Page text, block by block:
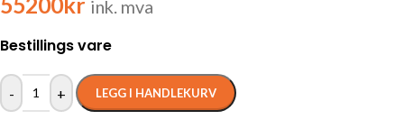
55200kr ink. mva
Bestillings vare
- + LEGG I HANDLEKURV